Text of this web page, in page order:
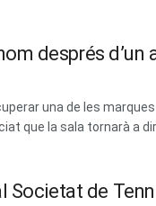
després d’un
una de les
que la sala tornarà a
Societat de